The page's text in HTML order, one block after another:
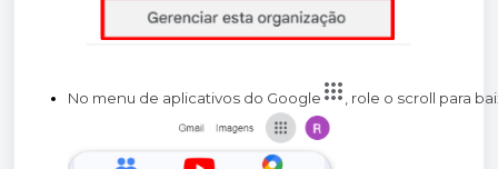
No menu de aplicativos do Google , role o scroll para